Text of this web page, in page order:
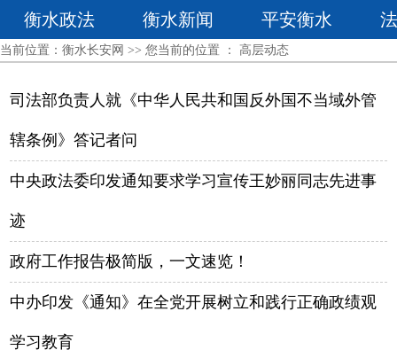
衡水政法 衡水新闻 平安衡水
当前位置： 衡水长安网 >> 您当前的位置 ： 高层动态
司法部负责人就《中华人民共和国反外国不当域外管
辖条例》答记者问
中央政法委印发通知要求学习宣传王妙丽同志先进事
迹
政府工作报告极简版，一文速览！
中办印发《通知》在全党开展树立和践行正确政绩观
学习教育